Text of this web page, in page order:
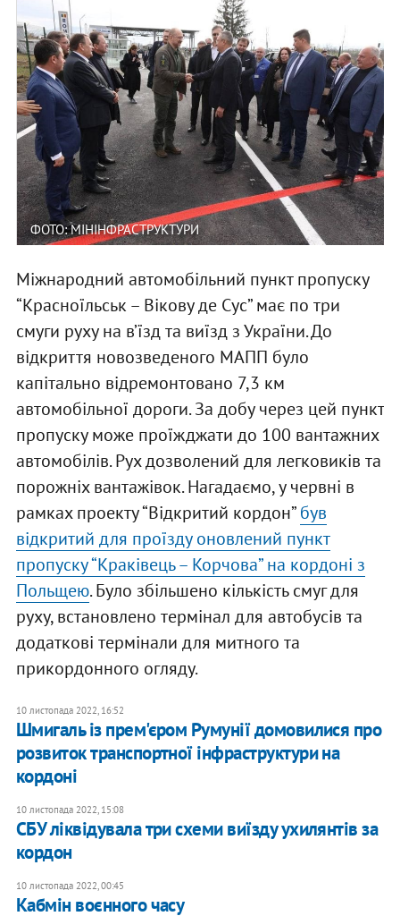
ФОТО: МІНІНФРАСТРУКТУРИ
Міжнародний автомобільний пункт пропуску
“Красноїльськ – Вікову де Сус” має по три
смуги руху на в’їзд та виїзд з України. До
відкриття новозведеного МАПП було
капітально відремонтовано 7,3 км
автомобільної дороги. За добу через цей пункт
пропуску може проїжджати до 100 вантажних
автомобілів. Рух дозволений для легковиків та
порожніх вантажівок.Нагадаємо, у червні в
рамках проекту “Відкритий кордон”був
відкритий для проїзду оновлений пункт
пропуску “Краківець – Корчова” на кордоні з
Польщею. Було збільшено кількість смуг для
руху, встановлено термінал для автобусів та
додаткові термінали для митного та
прикордонного огляду.
10 листопада 2022, 16:52
Шмигаль із прем'єром Румунії домовилися про
розвиток транспортної інфраструктури на
кордоні
10 листопада 2022, 15:08
СБУ ліквідувала три схеми виїзду ухилянтів за
кордон
10 листопада 2022, 00:45
Кабмін воєнного часу